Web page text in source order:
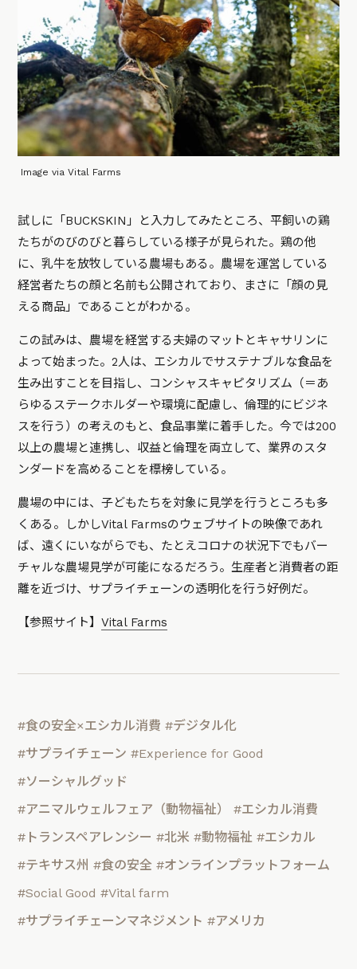
Image via Vital Farms
試しに「BUCKSKIN」と入力してみたところ、平飼いの鶏
たちがのびのびと暮らしている様子が見られた。鶏の他
に、乳牛を放牧している農場もある。農場を運営している
経営者たちの顔と名前も公開されており、まさに「顔の見
える商品」であることがわかる。
この試みは、農場を経営する夫婦のマットとキャサリンに
よって始まった。2人は、エシカルでサステナブルな食品を
生み出すことを目指し、コンシャスキャピタリズム（＝あ
らゆるステークホルダーや環境に配慮し、倫理的にビジネ
スを行う）の考えのもと、食品事業に着手した。今では200
以上の農場と連携し、収益と倫理を両立して、業界のスタ
ンダードを高めることを標榜している。
農場の中には、子どもたちを対象に見学を行うところも多
くある。しかしVital Farmsのウェブサイトの映像であれ
ば、遠くにいながらでも、たとえコロナの状況下でもバー
チャルな農場見学が可能になるだろう。生産者と消費者の距
離を近づけ、サプライチェーンの透明化を行う好例だ。
【参照サイト】Vital Farms
#食の安全×エシカル消費 #デジタル化
#サプライチェーン #Experience for Good
#ソーシャルグッド
#アニマルウェルフェア（動物福祉）
#エシカル消費
#トランスペアレンシー #北米 #動物福祉 #エシカル
#テキサス州 #食の安全 #オンラインプラットフォーム
#Social Good #Vital farm
#サプライチェーンマネジメント #アメリカ